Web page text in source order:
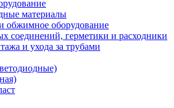
материалы
обжимное оборудование
соединений, герметики и расходники
и ухода за трубами